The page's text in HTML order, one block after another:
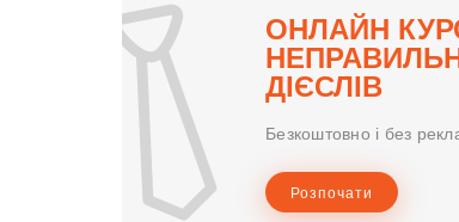
ОНЛАЙН
ДІЄСЛІВ
Безкоштовно і без
Розпочати